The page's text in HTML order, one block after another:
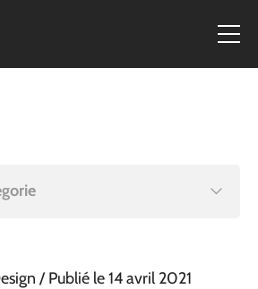
/ Publié le 14 avril 2021